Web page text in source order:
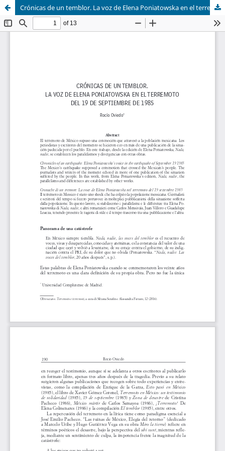
Crónicas de un temblor. La voz de Elena Poniatowska en el terremoto del 19 de septiembre de 1985